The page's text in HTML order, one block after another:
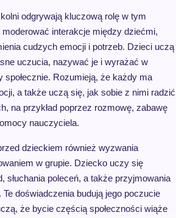
odgrywają kluczową rolę w tym
moderować interakcje między dziećmi,
cudzych emocji i potrzeb. Dzieci uczą
uczucia, nazywać je i wyrażać w
społecznie. Rozumieją, że każdy ma
a także uczą się, jak sobie z nimi radzić
na przykład poprzez rozmowę, zabawę
nauczyciela.
dzieckiem również wyzwania
w grupie. Dziecko uczy się
słuchania poleceń, a także przyjmowania
doświadczenia budują jego poczucie
że bycie częścią społeczności wiąże